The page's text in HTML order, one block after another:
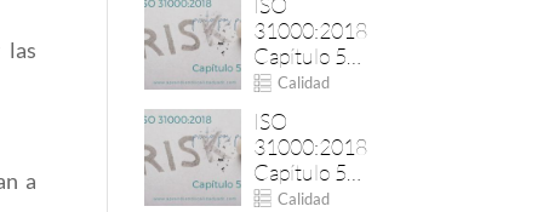
las
a
Calidad
31000:2018
Capítulo 5
(Parte II)
Calidad
ISO
31000:2018
Capítulo 5
(Parte I)